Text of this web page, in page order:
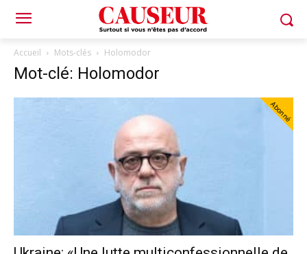
Accueil Mots-clés Holomodor
Mot-clé: Holomodor
Abonné